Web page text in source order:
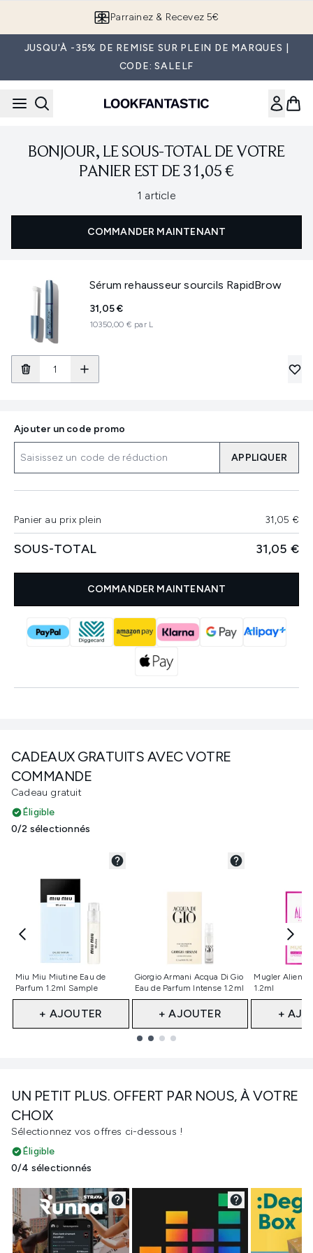
Parrainez & Recevez 5€
JUSQU'À -35% DE REMISE SUR PLEIN DE MARQUES |
CODE: SALELF
BONJOUR, LE SOUS-TOTAL DE VOTRE
PANIER EST DE 31,05 €
1 article,
COMMANDER MAINTENANT
Sérum rehausseur sourcils RapidBrow
31,05 €
10350,00 € par L
CADEAUX GRATUITS AVEC VOTRE
COMMANDE
Cadeau gratuit
Éligible
0/2 sélectionnés
Miu Miu Miutine Eau de
Parfum 1.2ml Sample
Non sélectionné
+ AJOUTER
Giorgio Armani Acqua Di Gio
Eau de Parfum Intense 1.2ml
Non sélectionné
+ AJOUTER
Mugler Alien
1.2ml
Non
+
UN PETIT PLUS. OFFERT PAR NOUS, À VOTRE
CHOIX
Sélectionnez vos offres ci-dessous !
Éligible
0/4 sélectionnés
Ajouter un code promo
APPLIQUER
Panier au prix plein 31,05 €
SOUS-TOTAL 31,05 €
COMMANDER MAINTENANT